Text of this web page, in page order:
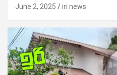
June 2, 2025 iri news